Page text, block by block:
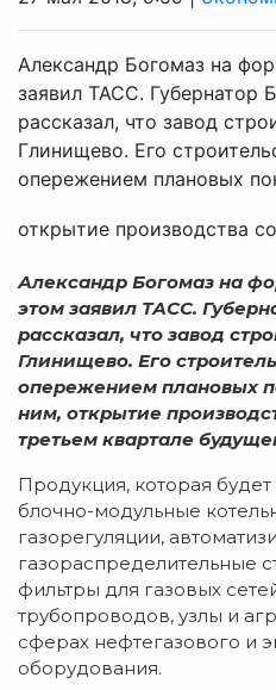
Александр Богомаз на
заявил ТАСС. Губернатор
рассказал, что завод
Глинищево. Его
опережением плановых
открытие производства
Александр Богомаз на
этом заявил ТАСС.
рассказал, что завод
Глинищево. Его
опережением плановых
ним, открытие
третьем квартале
Продукция, которая будет
блочно-модульные
газорегуляции,
газораспределительные
фильтры для газовых
трубопроводов, узлы и
сферах нефтегазового и
оборудования.